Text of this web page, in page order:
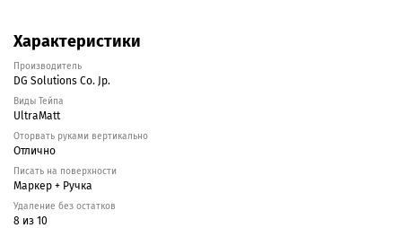
Характеристики
Производитель
DG Solutions Co. Jp.
Виды Тейпа
UltraMatt
Оторвать руками вертикально
Отлично
Писать на поверхности
Маркер + Ручка
Удаление без остатков
8 из 10